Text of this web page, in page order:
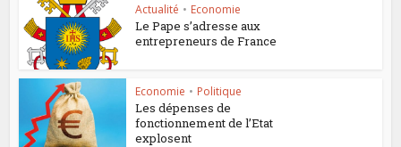
Actualité • Economie
Le Pape s’adresse aux
entrepreneurs de France
Economie • Politique
Les dépenses de
fonctionnement de l’Etat
explosent